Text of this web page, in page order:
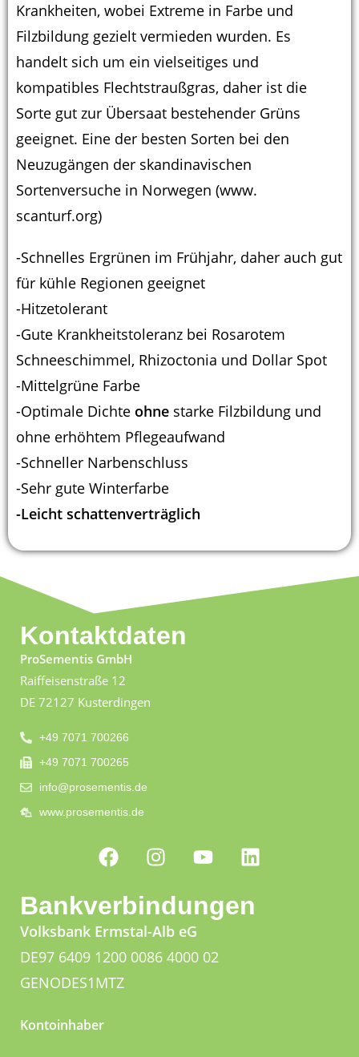
Krankheiten, wobei Extreme in Farbe und
Filzbildung gezielt vermieden wurden. Es
handelt sich um ein vielseitiges und
kompatibles Flechtstraußgras, daher ist die
Sorte gut zur Übersaat bestehender Grüns
geeignet. Eine der besten Sorten bei den
Neuzugängen der skandinavischen
Sortenversuche in Norwegen (www.
scanturf.org)
-Schnelles Ergrünen im Frühjahr, daher auch gut
für kühle Regionen geeignet
-Hitzetolerant
-Gute Krankheitstoleranz bei Rosarotem
Schneeschimmel, Rhizoctonia und Dollar Spot
-Mittelgrüne Farbe
-Optimale Dichte ohne starke Filzbildung und
ohne erhöhtem Pflegeaufwand
-Schneller Narbenschluss
-Sehr gute Winterfarbe
-Leicht schattenverträglich
Kontaktdaten
ProSementis GmbH
Raiffeisenstraße 12
DE 72127 Kusterdingen
+49 7071 700266
+49 7071 700265
info@prosementis.de
www.prosementis.de
Bankverbindungen
Volksbank Ermstal-Alb eG
DE97 6409 1200 0086 4000 02
GENODES1MTZ
Kontoinhaber